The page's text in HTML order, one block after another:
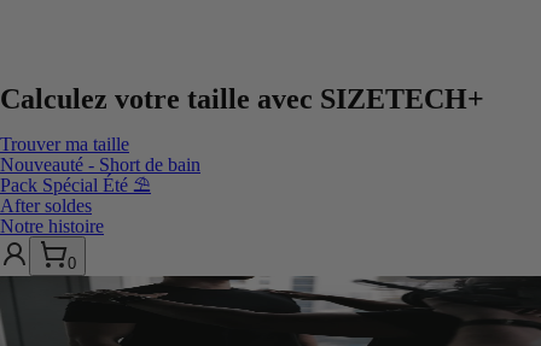
Calculez votre taille avec SIZETECH+
Trouver ma taille
Nouveauté - Short de bain
Pack Spécial Été ⛱️
After soldes
Notre histoire
0